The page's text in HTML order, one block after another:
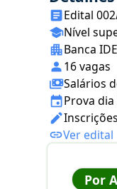
Edital
Nível
Banca
16 vagas
Salários
Prova
Ver edital
Por